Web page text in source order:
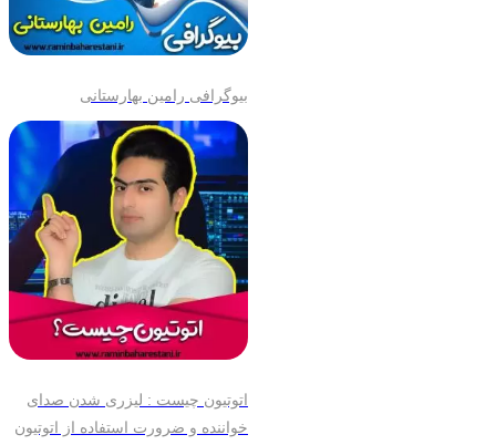
بیوگرافی رامین بهارستانی
اتوتیون چیست : لیزری شدن صدای
خواننده و ضرورت استفاده از اتوتیون